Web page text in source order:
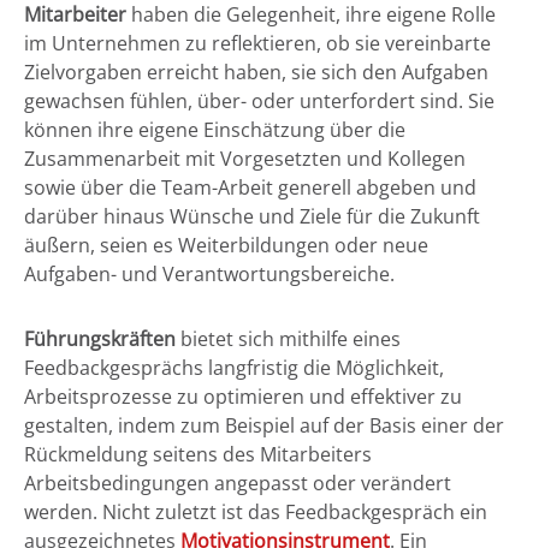
Mitarbeiter haben die Gelegenheit, ihre eigene Rolle
im Unternehmen zu reflektieren, ob sie vereinbarte
Zielvorgaben erreicht haben, sie sich den Aufgaben
gewachsen fühlen, über- oder unterfordert sind. Sie
können ihre eigene Einschätzung über die
Zusammenarbeit mit Vorgesetzten und Kollegen
sowie über die Team-Arbeit generell abgeben und
darüber hinaus Wünsche und Ziele für die Zukunft
äußern, seien es Weiterbildungen oder neue
Aufgaben- und Verantwortungsbereiche.
Führungskräften bietet sich mithilfe eines
Feedbackgesprächs langfristig die Möglichkeit,
Arbeitsprozesse zu optimieren und effektiver zu
gestalten, indem zum Beispiel auf der Basis einer der
Rückmeldung seitens des Mitarbeiters
Arbeitsbedingungen angepasst oder verändert
werden. Nicht zuletzt ist das Feedbackgespräch ein
ausgezeichnetes Motivationsinstrument. Ein